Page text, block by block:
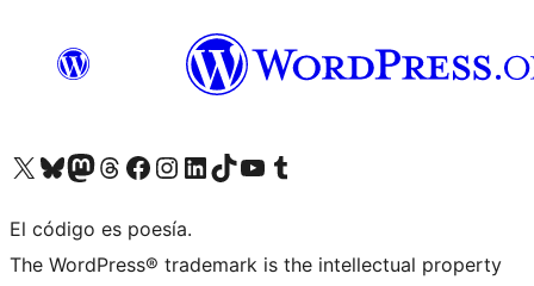
Visit our X (formerly Twitter) account
Visit our Bluesky account
Visit our Mastodon account
Visit our Threads account
Visita nuestra página de Facebook
Visita nuestra cuenta de Instagram
Visita nuestra cuenta de LinkedIn
Visit our TikTok account
Visita nuestro canal de YouTube
Visit our Tumblr account
El código es poesía.
The WordPress® trademark is the intellectual property